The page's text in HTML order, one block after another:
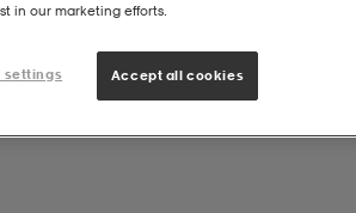
in our marketing efforts.
settings Accept all cookies